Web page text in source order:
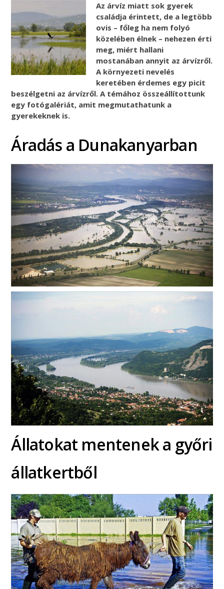
Az árvíz miatt sok gyerek
családja érintett, de a legtöbb
ovis – főleg ha nem folyó
közelében élnek – nehezen érti
meg, miért hallani
mostanában annyit az árvízről.
A környezeti nevelés
keretében érdemes egy picit
beszélgetni az árvízről. A témához összeállítottunk
egy fotógalériát, amit megmutathatunk a
gyerekeknek is.
Áradás a Dunakanyarban
Állatokat mentenek a győri
állatkertből